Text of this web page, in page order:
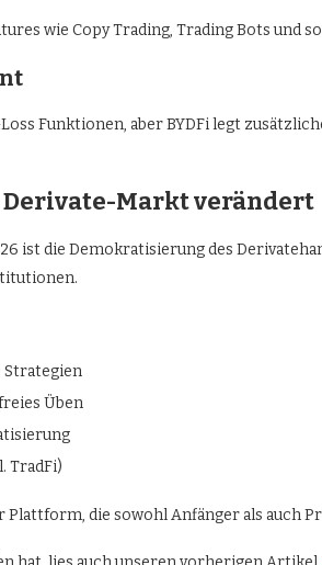
wie Copy Trading, Trading Bots und
Funktionen, aber BYDFi legt
Derivate-Markt verändert
ist die Demokratisierung des
Strategien
Üben
TradFi)
Plattform, die sowohl Anfänger als auch